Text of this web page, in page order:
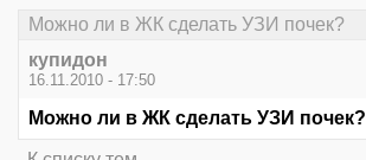
Можно ли в ЖК сделать УЗИ почек?
купидон
16.11.2010 - 17:50
Можно ли в ЖК сделать УЗИ почек?